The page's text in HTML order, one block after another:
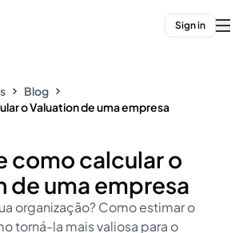
Sign in
Blog
o Valuation de uma empresa
como calcular o
de uma empresa
organização? Como estimar o
torná-la mais valiosa para o